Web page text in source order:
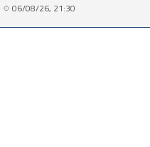
06/08/26, 21:30